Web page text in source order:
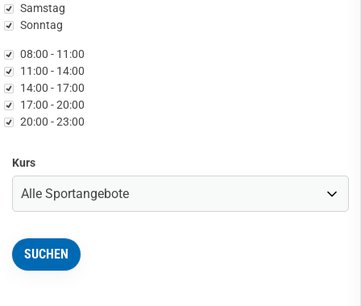
Samstag
Sonntag
08:00 - 11:00
11:00 - 14:00
14:00 - 17:00
17:00 - 20:00
20:00 - 23:00
Kurs